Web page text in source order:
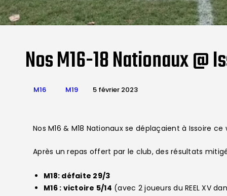
Nos M16-18 Nationaux @
M16 M19 5 février 2023
Nos M16 & M18 Nationaux se déplaçaient à Issoire ce
Après un repas offert par le club, des résultats
M18: défaite 29/3
M16 : victoire 5/14 (avec 2 joueurs du REEL XV